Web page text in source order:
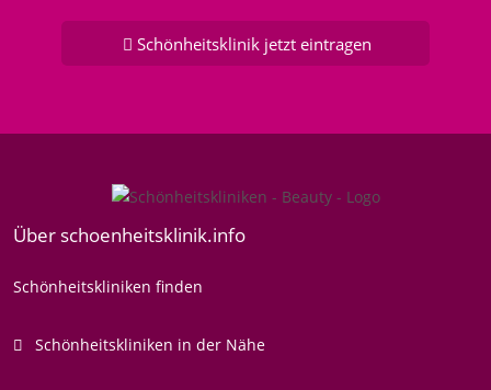
Schönheitsklinik jetzt eintragen
Über schoenheitsklinik.info
Schönheitskliniken finden
Schönheitskliniken in der Nähe